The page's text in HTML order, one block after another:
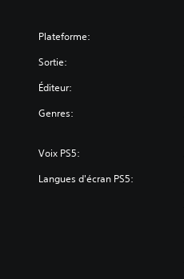
Plateforme:
Sortie:
Éditeur:
Genres:
Voix PS5:
Langues d'écran PS5: